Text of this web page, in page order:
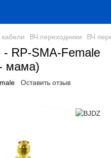
ВЧ переходники ВЧ
RP-SMA-Female
мама)
Оставить отзыв